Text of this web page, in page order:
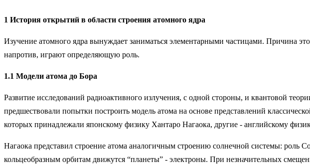
1 История открытий в области строения атомного ядра
Изучение атомного ядра вынуждает заниматься элементарными частицами. Причина
напротив, играют определяющую роль.
1.1 Модели атома до Бора
Развитие исследований радиоактивного излучения, с одной стороны, и квантовой
предшествовали попытки построить модель атома на основе представлений
которых принадлежали японскому физику Хантаро Нагаока, другие - английскому
Нагаока представил строение атома аналогичным строению солнечной системы: роль
кольцеобразным орбитам движутся “планеты” - электроны. При незначительных